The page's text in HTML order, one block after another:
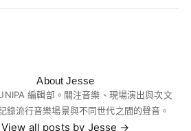
About Jesse
編輯部。關注音樂、現場演出與次文
錄流行音樂場景與不同世代之間的聲音。
View all posts by Jesse →